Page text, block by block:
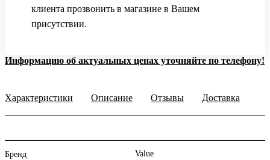
клиента прозвонить в магазине в Вашем
присутствии.
Информацию об актуальных ценах уточняйте по телефону!
Характеристики Описание Отзывы Доставка
Бренд Value